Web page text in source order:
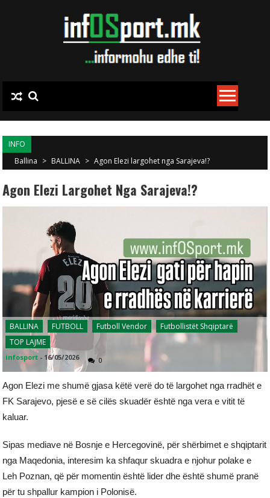
INFO
Ballina > BALLINA > Agon Elezi largohet nga Sarajeva!?
Agon Elezi Largohet Nga Sarajeva!?
BALLINA FUTBOLL Futboll Vendor
Futbollistët Shqiptarë
TOP LAJME
infosport - 16/05/2026 0
Agon Elezi me shumë gjasa këtë verë do të largohet nga rradhët e
FK Sarajevo, pjesë e së cilës skuadër është nga vera e vitit të
kaluar.
Sipas mediave në Bosnje e Hercegovinë, për shërbimet e shqiptarit
nga Maqedonia, interesim ka shfaqur skuadra e njohur polake e
Leh Poznan, që për momentin është lider dhe është shumë pranë
për tu shpallur kampion i Polonisë.